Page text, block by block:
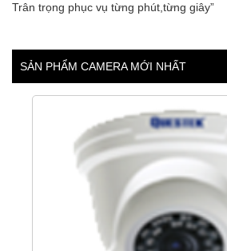
Trân trọng phục vụ từng phút,từng giây”
SẢN PHẨM CAMERA MỚI NHẤT